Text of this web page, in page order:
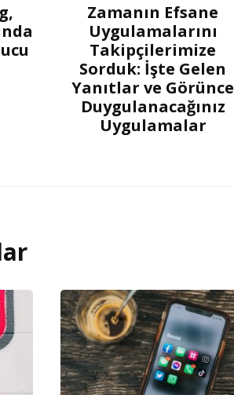
Zamanın Efsane
Uygulamalarını
Takipçilerimize
Sorduk: İşte Gelen
Yanıtlar ve Görünce
Duygulanacağınız
Uygulamalar